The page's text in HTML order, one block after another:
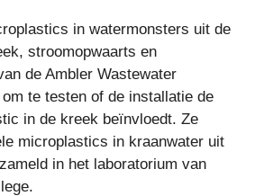
in watermonsters uit de
stroomopwaarts en
de Ambler Wastewater
te testen of de installatie de
in de kreek beïnvloedt. Ze
microplastics in kraanwater uit
in het laboratorium van